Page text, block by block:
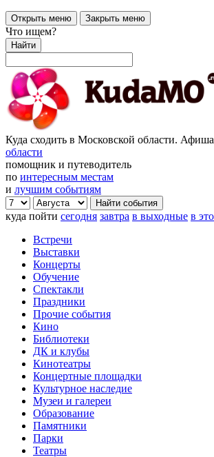
Открыть меню Закрыть меню
Что ищем?
Найти
Куда сходить в Московской области. Афиша
области
помощник и путеводитель
по интересным местам
и лучшим событиям
куда пойти сегодня завтра в выходные в
Встречи
Выставки
Концерты
Обучение
Спектакли
Праздники
Прочие события
Кино
Библиотеки
ДК и клубы
Кинотеатры
Концертные площадки
Культурное наследие
Музеи и галереи
Образование
Памятники
Парки
Театры